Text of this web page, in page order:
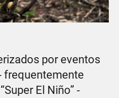
por eventos
frequentemente
El Niño” -